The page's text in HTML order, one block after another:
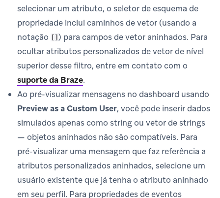
selecionar um atributo, o seletor de esquema de
propriedade inclui caminhos de vetor (usando a
notação [] ) para campos de vetor aninhados. Para
ocultar atributos personalizados de vetor de nível
superior desse filtro, entre em contato com o
suporte da Braze.
Ao pré-visualizar mensagens no dashboard usando
Preview as a Custom User, você pode inserir dados
simulados apenas como string ou vetor de strings
— objetos aninhados não são compatíveis. Para
pré-visualizar uma mensagem que faz referência a
atributos personalizados aninhados, selecione um
usuário existente que já tenha o atributo aninhado
em seu perfil. Para propriedades de eventos